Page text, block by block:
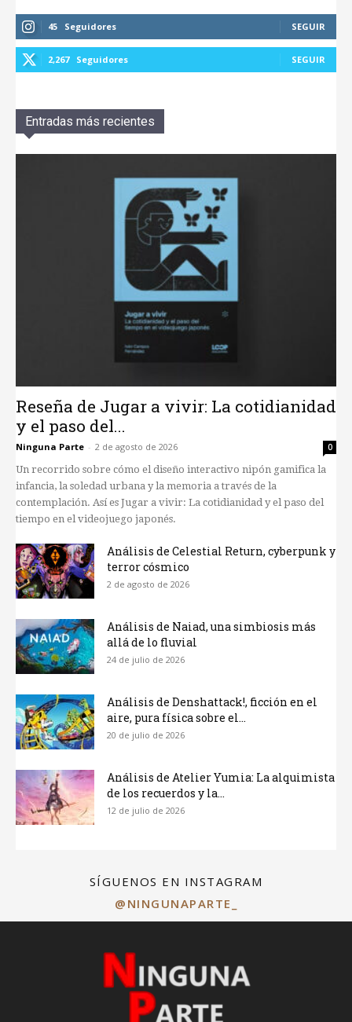
45 Seguidores SEGUIR
2,267 Seguidores SEGUIR
Entradas más recientes
Reseña de Jugar a vivir: La cotidianidad
y el paso del...
Ninguna Parte - 2 de agosto de 2026 0
Un recorrido sobre cómo el diseño interactivo nipón gamifica la
infancia, la soledad urbana y la memoria a través de la
contemplación. Así es Jugar a vivir: La cotidianidad y el paso del
tiempo en el videojuego japonés.
Análisis de Celestial Return, cyberpunk y
terror cósmico
2 de agosto de 2026
Análisis de Naiad, una simbiosis más
allá de lo fluvial
24 de julio de 2026
Análisis de Denshattack!, ficción en el
aire, pura física sobre el...
20 de julio de 2026
Análisis de Atelier Yumia: La alquimista
de los recuerdos y la...
12 de julio de 2026
SÍGUENOS EN INSTAGRAM
@NINGUNAPARTE_